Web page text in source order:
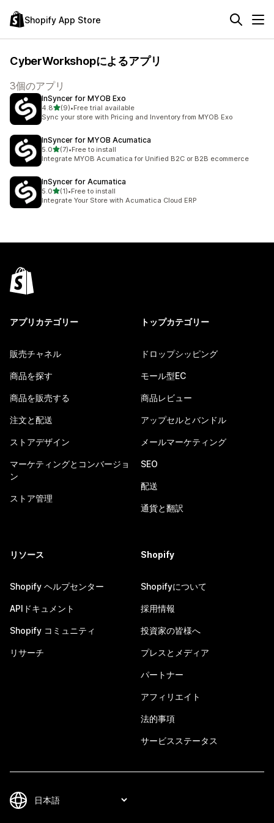
Shopify App Store
CyberWorkshopによるアプリ
3個のアプリ
InSyncer for MYOB Exo
4.85つ星中
(9)
合計レビュー数：9件
•Free trial available
Sync your store with Pricing and Inventory from MYOB Exo
InSyncer for MYOB Acumatica
5.05つ星中
(7)
合計レビュー数：7件
•Free to install
Integrate MYOB Acumatica for Unified B2C or B2B ecommerce
InSyncer for Acumatica
5.05つ星中
(1)
合計レビュー数：1件
•Free to install
Integrate Your Store with Acumatica Cloud ERP
アプリカテゴリー
販売チャネル
商品を探す
商品を販売する
注文と配送
ストアデザイン
マーケティングとコンバージョ
ン
ストア管理
トップカテゴリー
ドロップシッピング
モール型EC
商品レビュー
アップセルとバンドル
メールマーケティング
SEO
配送
通貨と翻訳
リソース
Shopify ヘルプセンター
APIドキュメント
Shopify コミュニティ
リサーチ
Shopify
Shopifyについて
採用情報
投資家の皆様へ
プレスとメディア
パートナー
アフィリエイト
法的事項
サービスステータス